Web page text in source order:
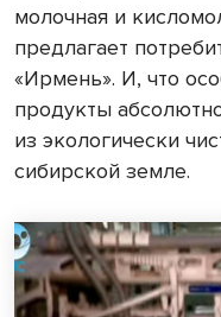
молочная и
предлагает
«Ирмень». И, что
продукты
из экологически
сибирской земле.